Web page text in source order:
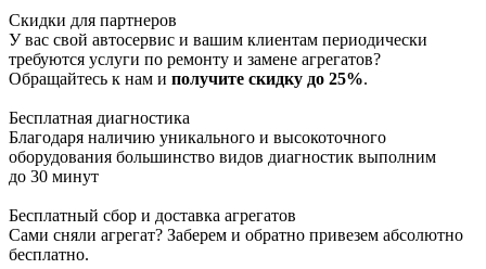
Скидки для партнеров
У вас свой автосервис и вашим клиентам периодически
требуются услуги по ремонту и замене агрегатов?
Обращайтесь к нам и получите скидку до 25%.
Бесплатная диагностика
Благодаря наличию уникального и высокоточного
оборудования большинство видов диагностик выполним
до 30 минут
Бесплатный сбор и доставка агрегатов
Сами сняли агрегат? Заберем и обратно привезем абсолютно
бесплатно.